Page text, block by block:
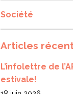
Société
Articles
L’infolettre de
estivale!